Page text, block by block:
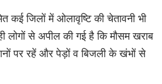
कई जिलों में ओलावृष्टि की चेतावनी भी
लोगों से अपील की गई है कि मौसम खराब
पर रहें और पेड़ों व बिजली के खंभों से